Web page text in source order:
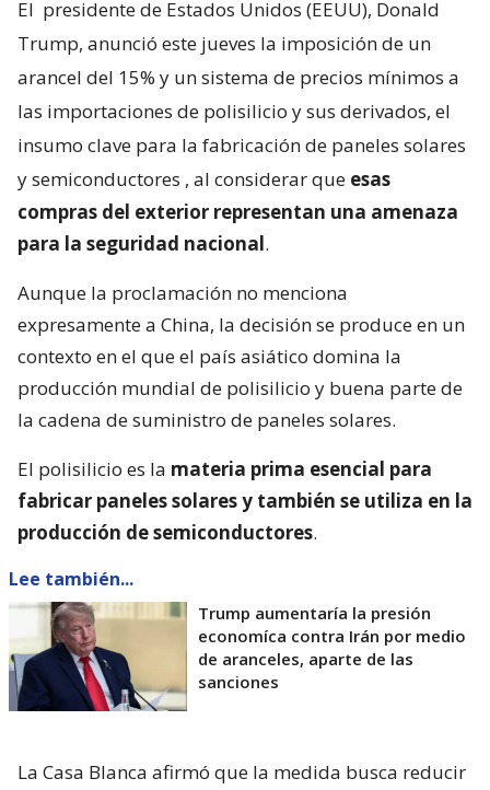
El presidente de Estados Unidos (EEUU), Donald
Trump, anunció este jueves la imposición de un
arancel del 15% y un sistema de precios mínimos a
las importaciones de polisilicio y sus derivados, el
insumo clave para la fabricación de paneles solares
y semiconductores , al considerar que esas
compras del exterior representan una amenaza
para la seguridad nacional.
Aunque la proclamación no menciona
expresamente a China, la decisión se produce en un
contexto en el que el país asiático domina la
producción mundial de polisilicio y buena parte de
la cadena de suministro de paneles solares.
El polisilicio es la materia prima esencial para
fabricar paneles solares y también se utiliza en la
producción de semiconductores.
Lee también...
Trump aumentaría la presión
economíca contra Irán por medio
de aranceles, aparte de las
sanciones
La Casa Blanca afirmó que la medida busca reducir